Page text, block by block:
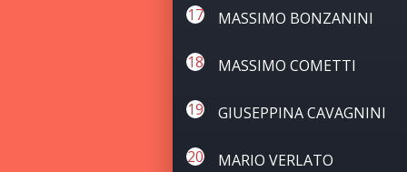
MASSIMO BONZANINI
MASSIMO COMETTI
GIUSEPPINA CAVAGNINI
MARIO VERLATO